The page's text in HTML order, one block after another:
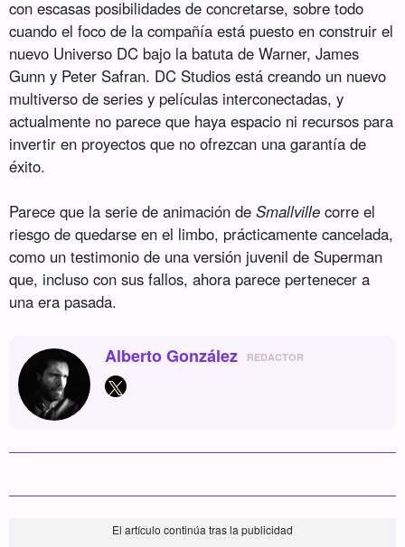
con escasas posibilidades de concretarse, sobre todo
cuando el foco de la compañía está puesto en construir el
nuevo Universo DC bajo la batuta de Warner, James
Gunn y Peter Safran. DC Studios está creando un nuevo
multiverso de series y películas interconectadas, y
actualmente no parece que haya espacio ni recursos para
invertir en proyectos que no ofrezcan una garantía de
éxito.
Parece que la serie de animación deSmallville corre el
riesgo de quedarse en el limbo, prácticamente cancelada,
como un testimonio de una versión juvenil de Superman
que, incluso con sus fallos, ahora parece pertenecer a
una era pasada.
Alberto González REDACTOR